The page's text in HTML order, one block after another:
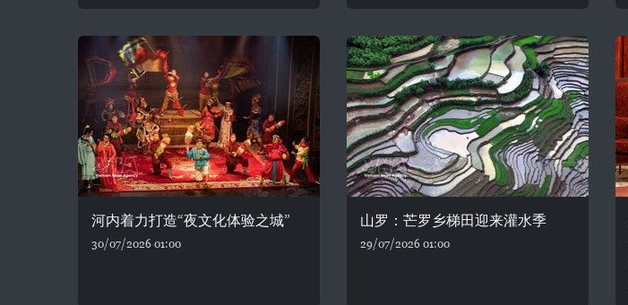
河内着力打造“夜文化体验之城”
30/07/2026 01:00
山罗：芒罗乡梯田迎来灌水季
29/07/2026 01:00